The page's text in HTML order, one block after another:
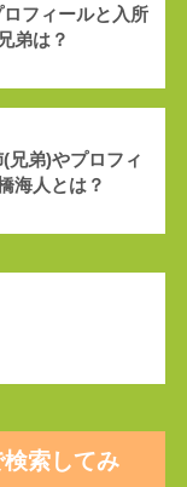
フィールと入所
弟は？
兄弟)やプロフィ
海人とは？
索してみ